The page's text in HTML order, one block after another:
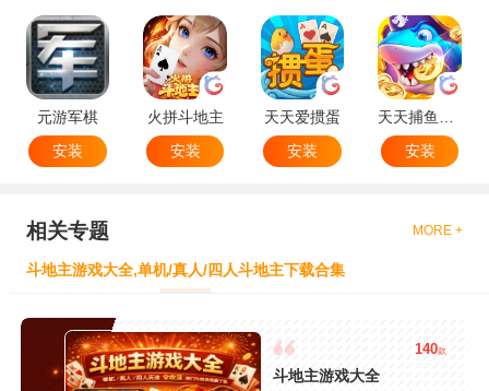
元游军棋
安装
火拼斗地主
安装
天天爱掼蛋
安装
安装
相关专题 MORE +
斗地主游戏大全,单机/真人/四人斗地主下载合集
140款
斗地主游戏大全